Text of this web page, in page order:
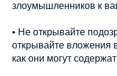
злоумышленников к
• Не открывайте
открывайте вложения
как они могут